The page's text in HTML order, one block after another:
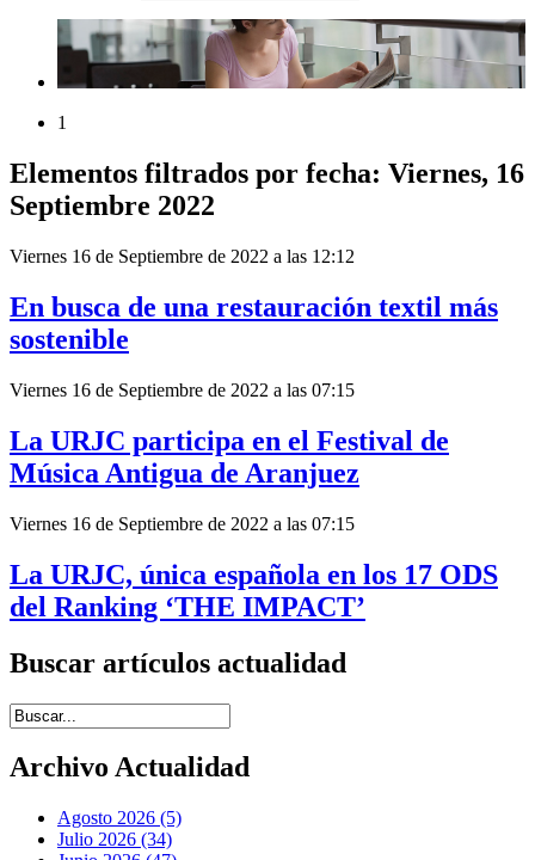
1
Elementos filtrados por fecha: Viernes, 16
Septiembre 2022
Viernes 16 de Septiembre de 2022 a las 12:12
En busca de una restauración textil más
sostenible
Viernes 16 de Septiembre de 2022 a las 07:15
La URJC participa en el Festival de
Música Antigua de Aranjuez
Viernes 16 de Septiembre de 2022 a las 07:15
La URJC, única española en los 17 ODS
del Ranking ‘THE IMPACT’
Buscar artículos actualidad
Introduce términos de búsqueda
Archivo Actualidad
Agosto 2026 (5)
Julio 2026 (34)